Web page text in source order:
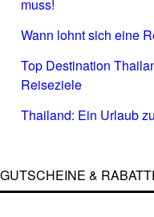
muss!
Wann lohnt sich eine
Top Destination
Reiseziele
Thailand: Ein Urlaub
GUTSCHEINE &